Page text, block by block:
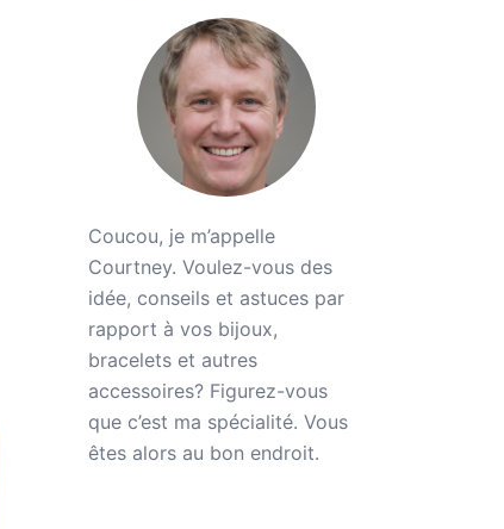
Coucou, je m’appelle
Courtney. Voulez-vous des
idée, conseils et astuces par
rapport à vos bijoux,
bracelets et autres
accessoires? Figurez-vous
que c’est ma spécialité. Vous
êtes alors au bon endroit.